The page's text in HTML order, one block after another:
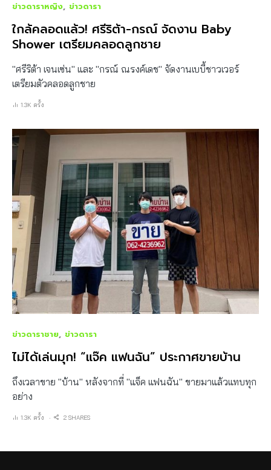
ข่าวดาราหญิง ข่าวดารา
ใกล้คลอดแล้ว! ศรีริต้า-กรณ์ จัดงาน Baby
Shower เตรียมคลอดลูกชาย
"ศรีริต้า เจนเซ่น" และ "กรณ์ ณรงค์เดช" จัดงานเบบี้ชาวเวอร์
เตรียมตัวคลอดลูกชาย
1.3K ครั้ง
ข่าวดาราชาย ข่าวดารา
ไม่ได้เล่นมุก! “แจ๊ค แฟนฉัน” ประกาศขายบ้าน
ถึงเวลาขาย "บ้าน" หลังจากที่ "แจ็ค แฟนฉัน" ขายมาแล้วแทบทุก
อย่าง
1.3K ครั้ง 2 SHARES